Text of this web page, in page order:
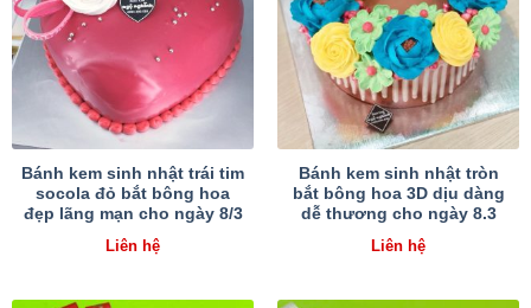
Bánh kem sinh nhật trái tim
socola đỏ bắt bông hoa
đẹp lãng mạn cho ngày 8/3
Liên hệ
Bánh kem sinh nhật tròn
bắt bông hoa 3D dịu dàng
dễ thương cho ngày 8.3
Liên hệ